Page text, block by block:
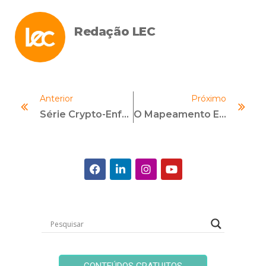
Redação LEC
Anterior
Série Crypto-Enforcement: Mercado De Criptoativos – Principais Desafios Para A Área De Compliance
Próximo
O Mapeamento E A Gestão De Riscos ESG Nas Organizações – Uma Visão Prática